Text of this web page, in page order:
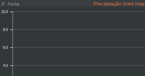
X Fechar Precipitação (mm) hoje